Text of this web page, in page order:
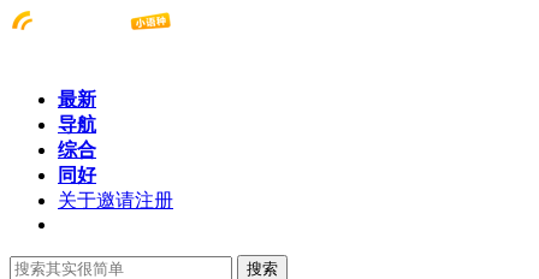
最新
导航
综合
同好
关于邀请注册
搜索